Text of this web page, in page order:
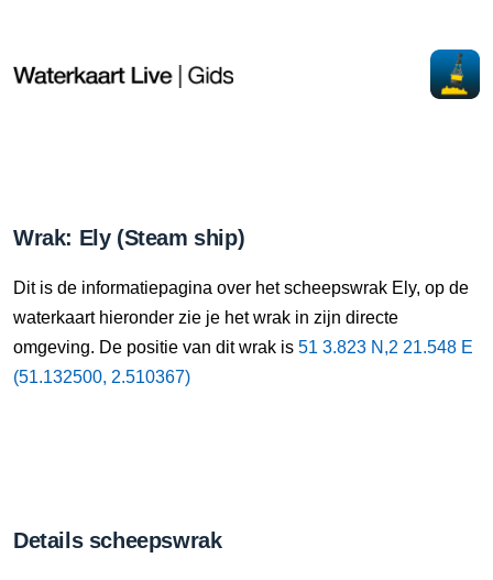
Wrak: Ely (Steam ship)
Dit is de informatiepagina over het scheepswrak Ely, op de
waterkaart hieronder zie je het wrak in zijn directe
omgeving. De positie van dit wrak is 51 3.823 N,2 21.548 E
(51.132500, 2.510367)
Details scheepswrak